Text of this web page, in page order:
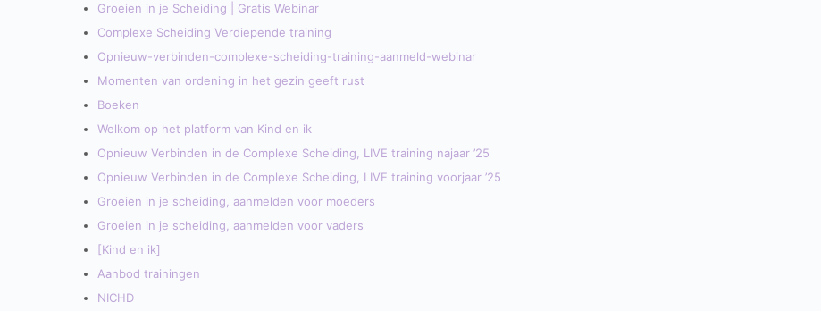
Groeien in je Scheiding | Gratis Webinar
Complexe Scheiding Verdiepende training
Opnieuw-verbinden-complexe-scheiding-training-aanmeld-webinar
Momenten van ordening in het gezin geeft rust
Boeken
Welkom op het platform van Kind en ik
Opnieuw Verbinden in de Complexe Scheiding, LIVE training najaar ’25
Opnieuw Verbinden in de Complexe Scheiding, LIVE training voorjaar ’25
Groeien in je scheiding, aanmelden voor moeders
Groeien in je scheiding, aanmelden voor vaders
[Kind en ik]
Aanbod trainingen
NICHD